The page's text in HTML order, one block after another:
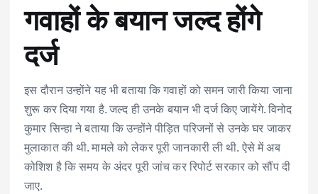
गवाहों के बयान जल्द होंगे
दर्ज
इस दौरान उन्होंने यह भी बताया कि गवाहों को समन जारी किया जाना
शुरू कर दिया गया है. जल्द ही उनके बयान भी दर्ज किए जायेंगे. विनोद
कुमार सिन्हा ने बताया कि उन्होंने पीड़ित परिजनों से उनके घर जाकर
मुलाकात की थी. मामले को लेकर पूरी जानकारी ली थी. ऐसे में अब
कोशिश है कि समय के अंदर पूरी जांच कर रिपोर्ट सरकार को सौंप दी
जाए.